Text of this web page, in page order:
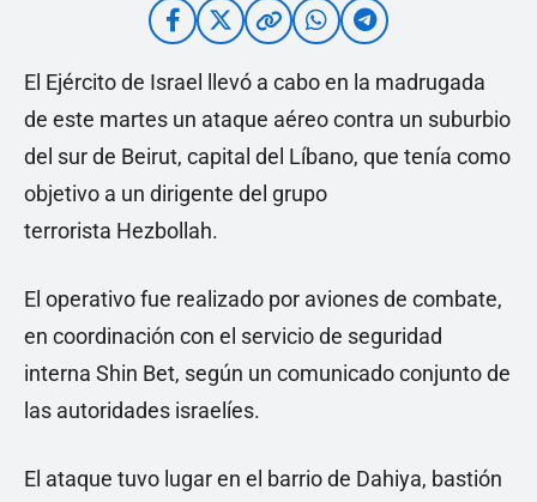
El Ejército de Israel llevó a cabo en la madrugada
de este martes un ataque aéreo contra un suburbio
del sur de Beirut, capital del Líbano, que tenía como
objetivo a un dirigente del grupo
terrorista Hezbollah.
El operativo fue realizado por aviones de combate,
en coordinación con el servicio de seguridad
interna Shin Bet, según un comunicado conjunto de
las autoridades israelíes.
El ataque tuvo lugar en el barrio de Dahiya, bastión